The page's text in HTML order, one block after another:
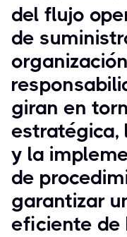
del flujo
de
giran en
estratégica,
y la
de
garantizar
eficiente de